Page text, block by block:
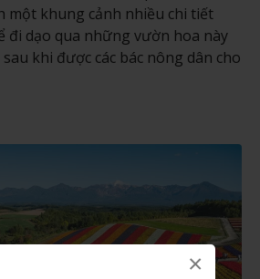
×
một khung cảnh nhiều chi tiết
đi dạo qua những vườn hoa này
khi được các bác nông dân cho